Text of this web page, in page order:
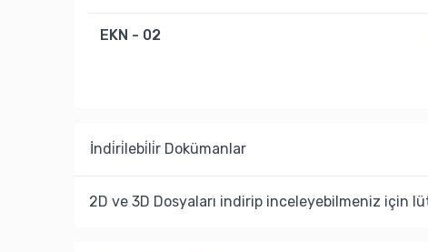
EKN - 02
İndi̇ri̇lebi̇li̇r Dokümanlar
2D ve 3D Dosyaları indirip inceleyebilmeniz için